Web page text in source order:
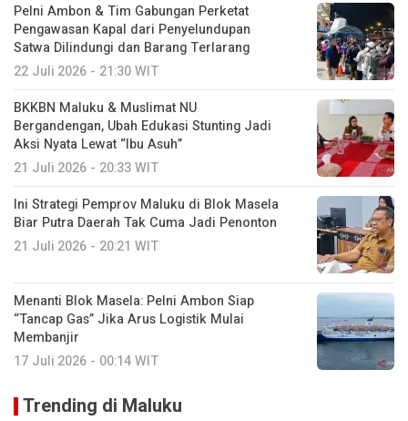
Pelni Ambon & Tim Gabungan Perketat
Pengawasan Kapal dari Penyelundupan
Satwa Dilindungi dan Barang Terlarang
22 Juli 2026 - 21:30 WIT
BKKBN Maluku & Muslimat NU
Bergandengan, Ubah Edukasi Stunting Jadi
Aksi Nyata Lewat “Ibu Asuh”
21 Juli 2026 - 20:33 WIT
Ini Strategi Pemprov Maluku di Blok Masela
Biar Putra Daerah Tak Cuma Jadi Penonton
21 Juli 2026 - 20:21 WIT
Menanti Blok Masela: Pelni Ambon Siap
“Tancap Gas” Jika Arus Logistik Mulai
Membanjir
17 Juli 2026 - 00:14 WIT
Trending di Maluku